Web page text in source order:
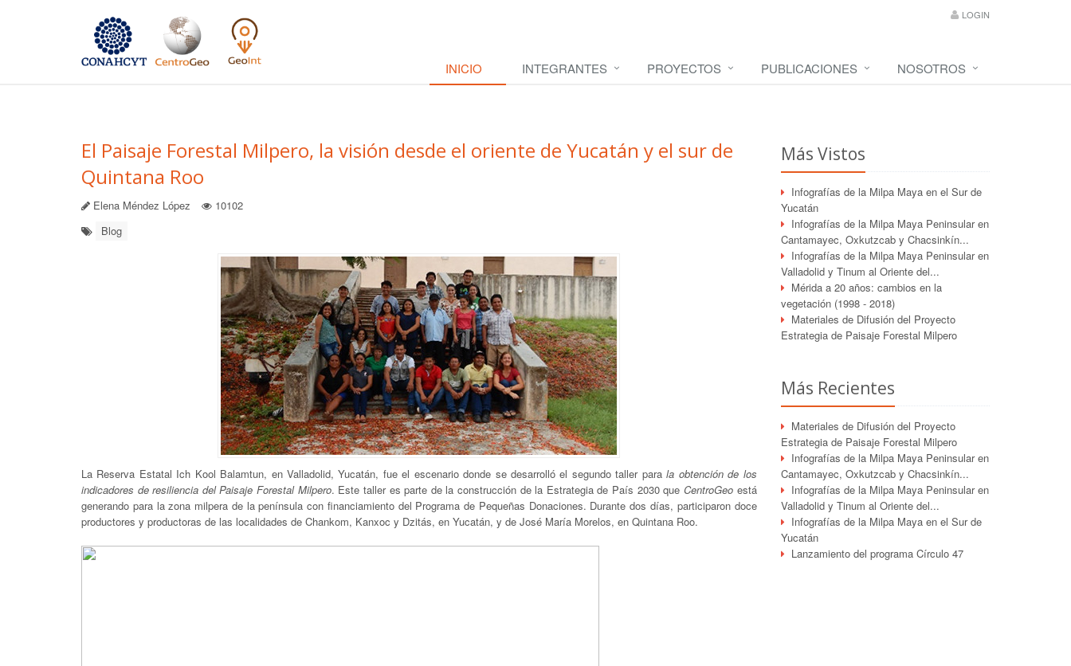
LOGIN
INICIO INTEGRANTES PROYECTOS PUBLICACIONES NOSOTROS
El Paisaje Forestal Milpero, la visión desde el oriente de Yucatán y el sur de
Quintana Roo
Elena Méndez López
10102
Blog
La Reserva Estatal Ich Kool Balamtun, en Valladolid, Yucatán, fue el escenario donde se desarrolló el segundo taller parala obtención de los
indicadores de resiliencia del Paisaje Forestal Milpero. Este taller es parte de la construcción de la Estrategia de País 2030 que CentroGeoestá
generando para la zona milpera de la península con financiamiento del Programa de Pequeñas Donaciones. Durante dos días, participaron doce
productores y productoras de las localidades de Chankom, Kanxoc y Dzitás, en Yucatán, y de José María Morelos, en Quintana Roo.
Más Vistos
Infografías de la Milpa Maya en el Sur de
Yucatán
Infografías de la Milpa Maya Peninsular en
Cantamayec, Oxkutzcab y Chacsinkín...
Infografías de la Milpa Maya Peninsular en
Valladolid y Tinum al Oriente del...
Mérida a 20 años: cambios en la
vegetación (1998 - 2018)
Materiales de Difusión del Proyecto
Estrategia de Paisaje Forestal Milpero
Más Recientes
Materiales de Difusión del Proyecto
Estrategia de Paisaje Forestal Milpero
Infografías de la Milpa Maya Peninsular en
Cantamayec, Oxkutzcab y Chacsinkín...
Infografías de la Milpa Maya Peninsular en
Valladolid y Tinum al Oriente del...
Infografías de la Milpa Maya en el Sur de
Yucatán
Lanzamiento del programa Círculo 47